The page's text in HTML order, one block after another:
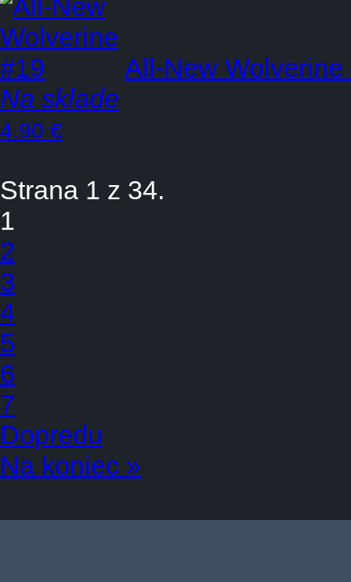
All-New Wolverine
Na sklade
4.90 €
Strana 1 z 34.
1
2
3
4
5
6
7
Dopredu
Na koniec »